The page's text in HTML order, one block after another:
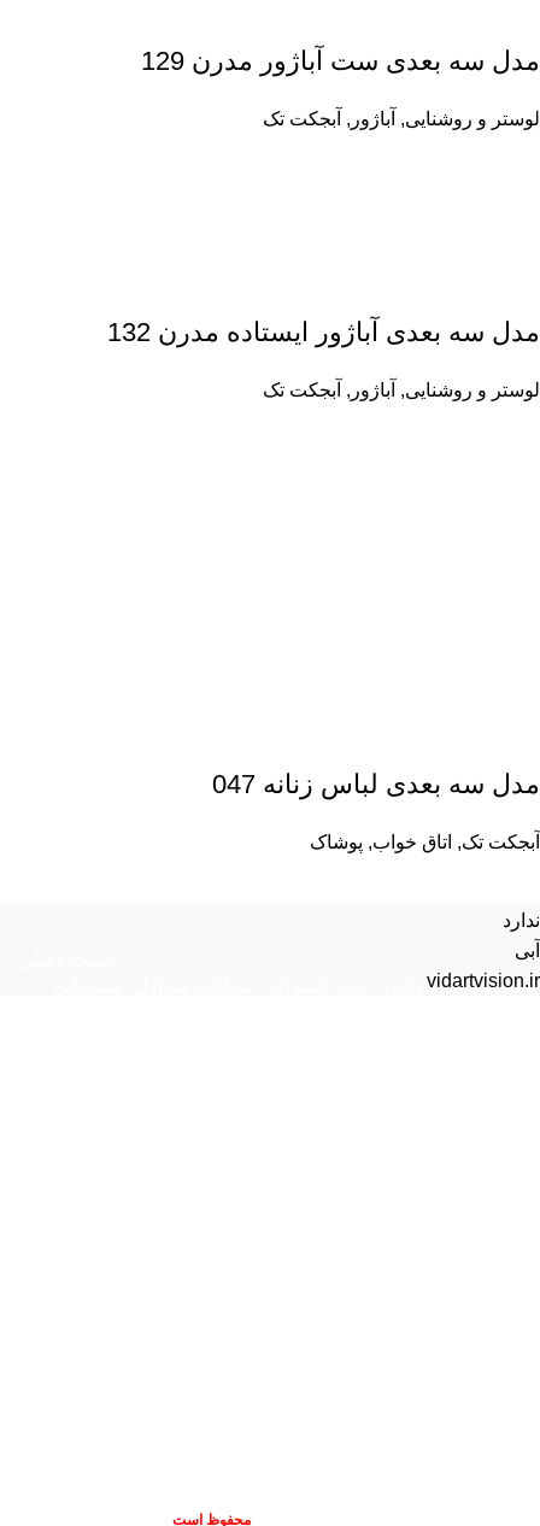
مدل سه بعدی ست آباژور مدرن 129
لوستر و روشنایی, آباژور , آبجکت تک
مدل سه بعدی آباژور ایستاده مدرن 132
لوستر و روشنایی, آباژور , آبجکت تک
مدل سه بعدی لباس زنانه 047
آبجکت تک, اتاق خواب, پوشاک
ندارد
آبی
vidartvision.ir
تماس با ما
قوانین
محفوظ است